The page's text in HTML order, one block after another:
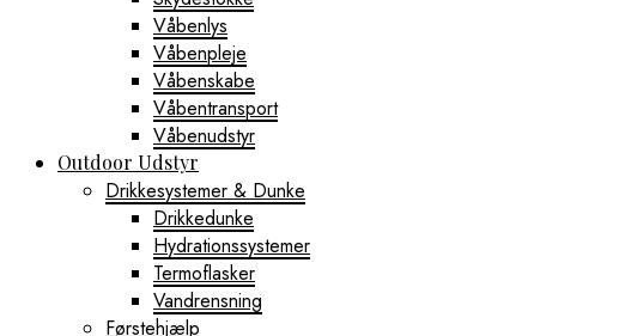
Våbenlys
Våbenpleje
Våbenskabe
Våbentransport
Våbenudstyr
Outdoor Udstyr
Drikkesystemer & Dunke
Drikkedunke
Hydrationssystemer
Termoflasker
Vandrensning
Førstehjælp